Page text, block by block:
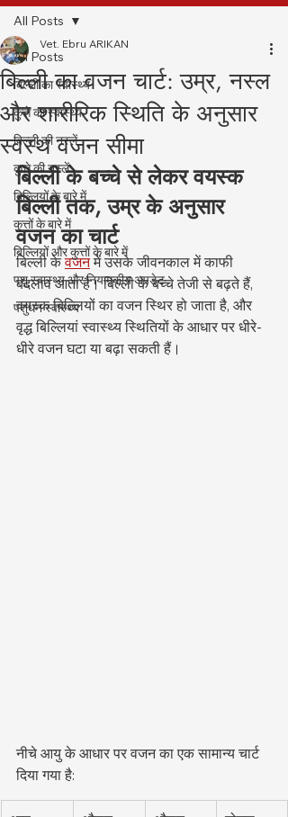
All Posts
बिल्ली का स्वास्थ्य
कुत्ते का स्वास्थ्य
बिल्ली की नस्लें
कुत्ते की नस्लें
बिल्लियों के बारे में
कुत्तों के बारे में
बिल्लियों और कुत्तों के बारे में
पशु स्वास्थ्य और नियामकीय अपडेट
पशुधन स्वास्थ्य
All Posts
बिल्ली का वजन चार्ट: उम्र, नस्ल
और शारीरिक स्थिति के अनुसार
स्वस्थ वजन सीमा
Vet. Ebru ARIKAN
बिल्ली के बच्चे से लेकर वयस्क
बिल्ली तक, उम्र के अनुसार
वजन का चार्ट
बिल्ली के वजन में उसके जीवनकाल में काफी
बदलाव आता है। बिल्ली के बच्चे तेजी से बढ़ते हैं,
वयस्क बिल्लियों का वजन स्थिर हो जाता है, और
वृद्ध बिल्लियां स्वास्थ्य स्थितियों के आधार पर धीरे-
धीरे वजन घटा या बढ़ा सकती हैं।
नीचे आयु के आधार पर वजन का एक सामान्य चार्ट
दिया गया है: